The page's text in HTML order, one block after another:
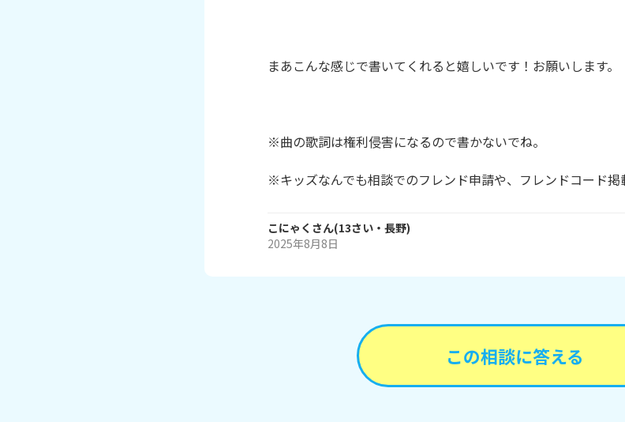
まあこんな感じで書いてくれると嬉しいです！お願いします。
※曲の歌詞は権利侵害になるので書かないでね。
※キッズなんでも相談でのフレンド申請や、フレンドコード掲
こにゃく さん(13さい・ 長野)
2025年8月8日
この相談に答える